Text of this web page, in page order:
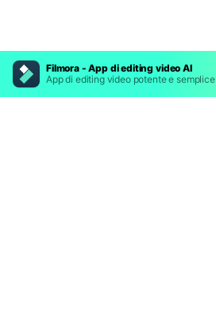
Filmora - App di editing video AI
App di editing video potente e semplice